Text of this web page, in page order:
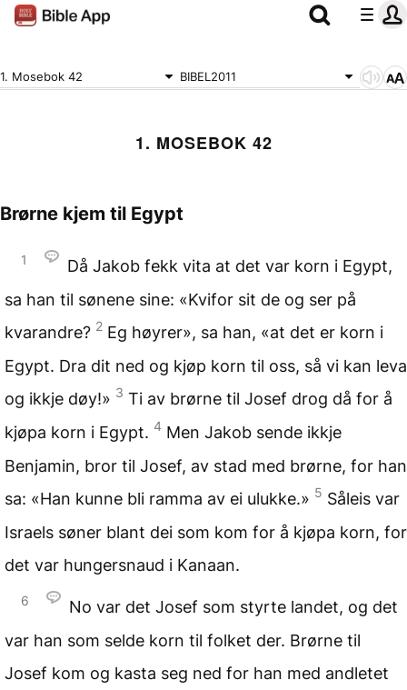
1. Mosebok 42 BIBEL2011
1. MOSEBOK 42
Brørne kjem til Egypt
1
Då Jakob fekk vita at det var korn i Egypt,
sa han til sønene sine: «Kvifor sit de og ser på
kvarandre? 2 Eg høyrer», sa han, «at det er korn i
Egypt. Dra dit ned og kjøp korn til oss, så vi kan leva
og ikkje døy!» 3 Ti av brørne til Josef drog då for å
kjøpa korn i Egypt. 4 Men Jakob sende ikkje
Benjamin, bror til Josef, av stad med brørne, for han
sa: «Han kunne bli ramma av ei ulukke.» 5 Såleis var
Israels søner blant dei som kom for å kjøpa korn, for
det var hungersnaud i Kanaan.
6
No var det Josef som styrte landet, og det
var han som selde korn til folket der. Brørne til
Josef kom og kasta seg ned for han med andletet